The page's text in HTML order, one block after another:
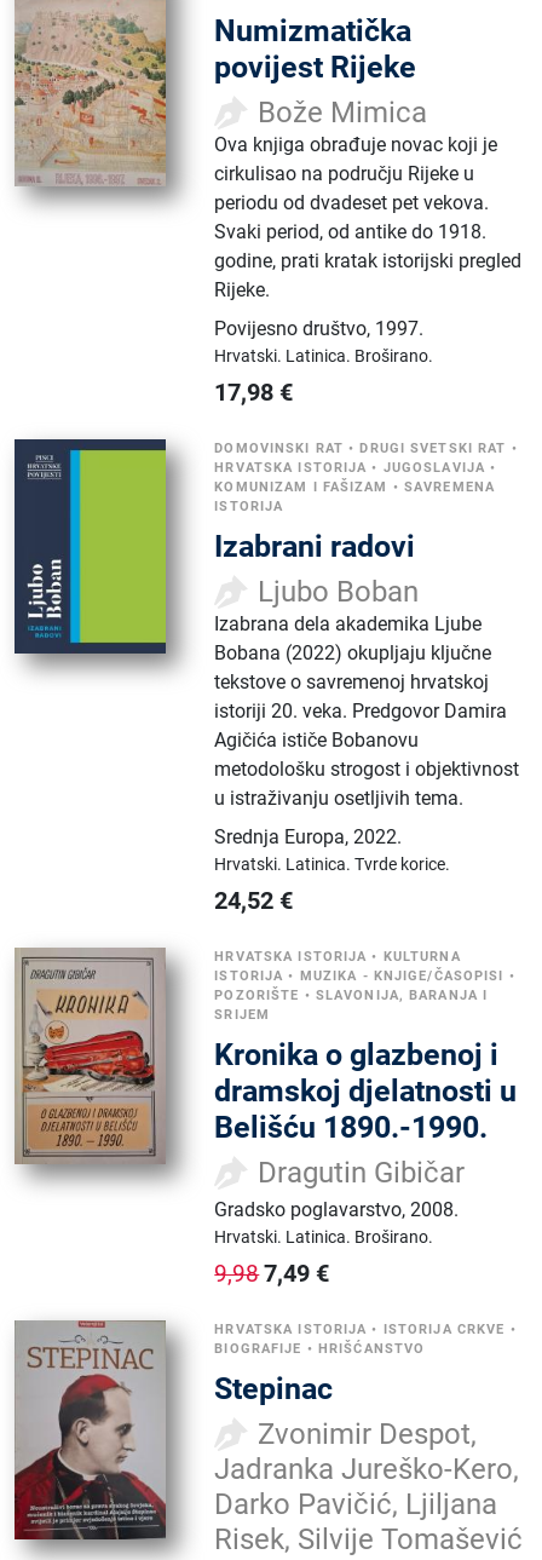
Numizmatička
povijest Rijeke
Bože Mimica
Ova knjiga obrađuje novac koji je
cirkulisao na području Rijeke u
periodu od dvadeset pet vekova.
Svaki period, od antike do 1918.
godine, prati kratak istorijski pregled
Rijeke.
Povijesno društvo, 1997.
Hrvatski. Latinica. Broširano.
17,98 €
DOMOVINSKI RAT •DRUGI SVETSKI RAT •
HRVATSKA ISTORIJA • JUGOSLAVIJA •
KOMUNIZAM I FAŠIZAM • SAVREMENA
ISTORIJA
Izabrani radovi
Ljubo Boban
Izabrana dela akademika Ljube
Bobana (2022) okupljaju ključne
tekstove o savremenoj hrvatskoj
istoriji 20. veka. Predgovor Damira
Agičića ističe Bobanovu
metodološku strogost i objektivnost
u istraživanju osetljivih tema.
Srednja Europa,2022.
Hrvatski. Latinica.Tvrde korice.
24,52 €
HRVATSKA ISTORIJA • KULTURNA
ISTORIJA • MUZIKA - KNJIGE/ČASOPISI •
POZORIŠTE • SLAVONIJA, BARANJA I
SRIJEM
Kronika o glazbenoj i
dramskoj djelatnosti u
Belišću 1890.-1990.
Dragutin Gibičar
Gradsko poglavarstvo,2008.
Hrvatski. Latinica. Broširano.
9,987,49 €
HRVATSKA ISTORIJA • ISTORIJA CRKVE •
BIOGRAFIJE • HRIŠĆANSTVO
Stepinac
Zvonimir Despot,
Jadranka Jureško-Kero,
Darko Pavičić, Ljiljana
Risek, Silvije Tomašević